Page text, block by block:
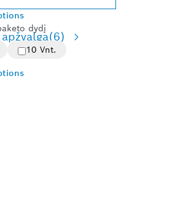
dydį
10 Vnt.
(6)